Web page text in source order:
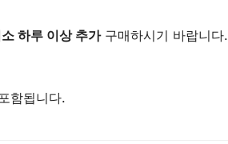
하루 이상 추가구매하시기 바랍니다.
함됩니다.